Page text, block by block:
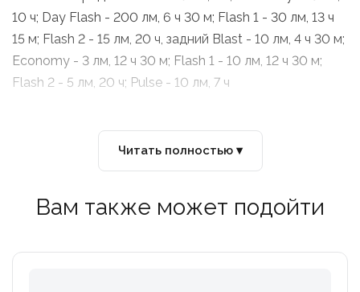
10 ч; Day Flash - 200 лм, 6 ч 30 м; Flash 1 - 30 лм, 13 ч
15 м; Flash 2 - 15 лм, 20 ч, задний Blast - 10 лм, 4 ч 30 м;
Economy - 3 лм, 12 ч 30 м; Flash 1 - 10 лм, 12 ч 30 м;
Flash 2 - 5 лм, 20 ч; Pulse - 10 лм, 7 ч
Читать полностью ▾
Вам также может подойти